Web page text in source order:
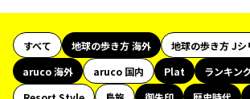
すべて 地球の歩き方 海外
地球の歩き方 Jシ
aruco 海外
aruco 国内 Plat
ランキン